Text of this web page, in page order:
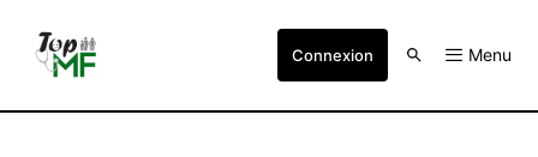
Connexion Menu